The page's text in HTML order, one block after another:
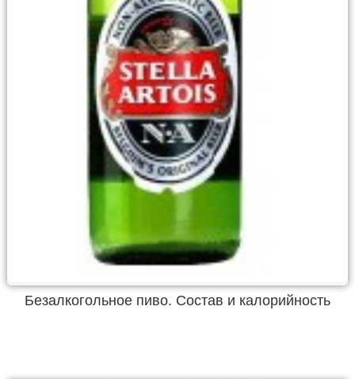
Безалкогольное пиво. Состав и калорийность